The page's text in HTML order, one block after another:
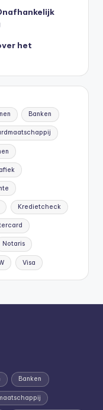
het
Banken
Kredietcheck
Notaris
Visa
Banken